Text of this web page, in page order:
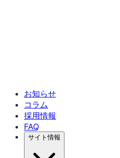
お知らせ
コラム
採用情報
FAQ
サイト情報